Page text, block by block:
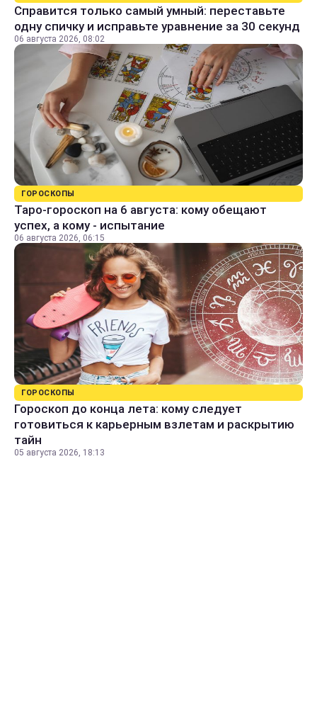
Справится только самый умный: переставьте
одну спичку и исправьте уравнение за 30 секунд
06 августа 2026, 08:02
ГОРОСКОПЫ
Таро-гороскоп на 6 августа: кому обещают
успех, а кому - испытание
06 августа 2026, 06:15
ГОРОСКОПЫ
Гороскоп до конца лета: кому следует
готовиться к карьерным взлетам и раскрытию
тайн
05 августа 2026, 18:13